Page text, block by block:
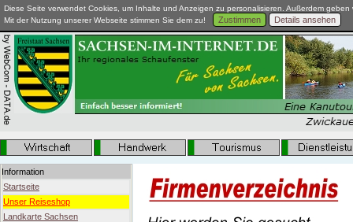
Diese Seite verwendet Cookies, um Inhalte und Anzeigen zu personalisieren. Außerdem
Mit der Nutzung unserer Webseite stimmen Sie dem zu!
Zustimmen Details ansehen
Information
Startseite
Unser Reiseshop
Landkarte Sachsen